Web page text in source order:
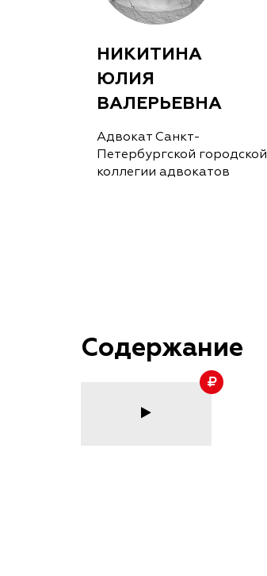
НИКИТИНА
ЮЛИЯ
ВАЛЕРЬЕВНА
Адвокат Санкт-
Петербургской городской
коллегии адвокатов
Содержание